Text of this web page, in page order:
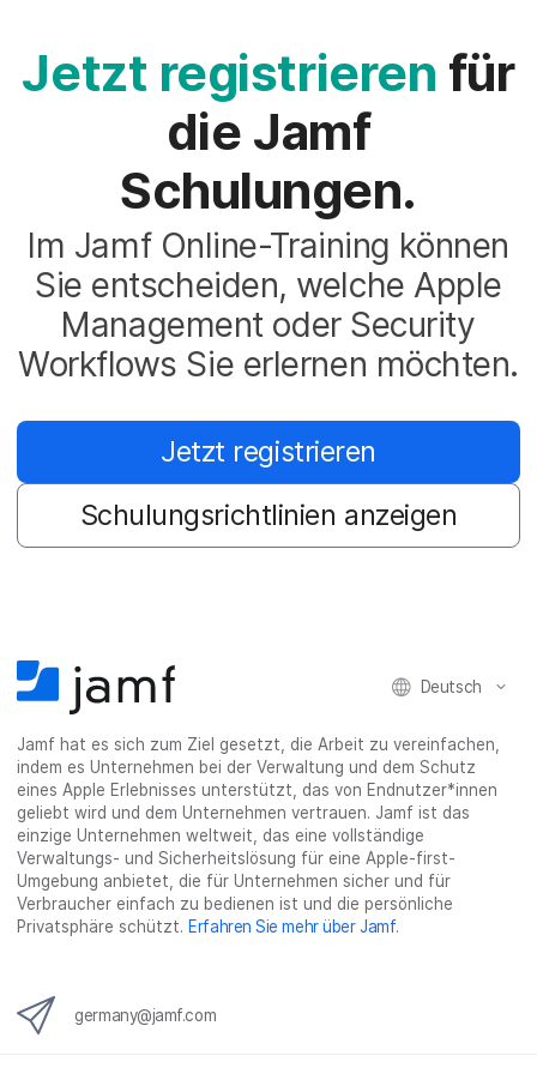
Jetzt registrieren für
die Jamf
Schulungen.
Im Jamf Online-Training können
Sie entscheiden, welche Apple
Management oder Security
Workflows Sie erlernen möchten.
Jetzt registrieren
Schulungsrichtlinien anzeigen
Deutsch
Jamf hat es sich zum Ziel gesetzt, die Arbeit zu vereinfachen,
indem es Unternehmen bei der Verwaltung und dem Schutz
eines Apple Erlebnisses unterstützt, das von Endnutzer*innen
geliebt wird und dem Unternehmen vertrauen. Jamf ist das
einzige Unternehmen weltweit, das eine vollständige
Verwaltungs- und Sicherheitslösung für eine Apple-first-
Umgebung anbietet, die für Unternehmen sicher und für
Verbraucher einfach zu bedienen ist und die persönliche
Privatsphäre schützt. Erfahren Sie mehr über Jamf.
germany@jamf.com